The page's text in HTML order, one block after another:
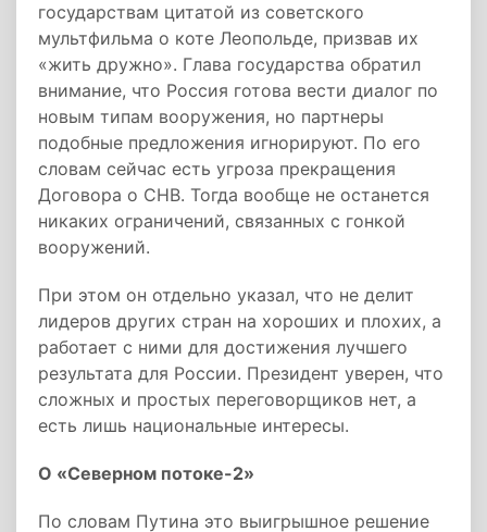
государствам цитатой из советского
мультфильма о коте Леопольде, призвав их
«жить дружно». Глава государства обратил
внимание, что Россия готова вести диалог по
новым типам вооружения, но партнеры
подобные предложения игнорируют. По его
словам сейчас есть угроза прекращения
Договора о СНВ. Тогда вообще не останется
никаких ограничений, связанных с гонкой
вооружений.
При этом он отдельно указал, что не делит
лидеров других стран на хороших и плохих, а
работает с ними для достижения лучшего
результата для России. Президент уверен, что
сложных и простых переговорщиков нет, а
есть лишь национальные интересы.
О «Северном потоке-2»
По словам Путина это выигрышное решение